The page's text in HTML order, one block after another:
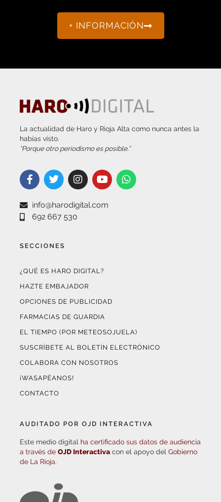
+ INFORMACIÓN
La actualidad de Haro y Rioja Alta como nunca antes la
habías visto.
“Porque otro periodismo es posible.”
info@harodigital.com
692 667 530
SECCIONES
¿QUÉ ES HARO DIGITAL?
HAZTE EMBAJADOR
OPCIONES DE PUBLICIDAD
FARMACIAS DE GUARDIA
EL TIEMPO (POR METEOSOJUELA)
SUSCRÍBETE AL BOLETÍN ELECTRÓNICO
COLABORA CON NOSOTROS
¡WASAPÉANOS!
CONTACTO
AUDITADO POR OJD INTERACTIVA
Este medio digital ha certificado sus datos de audiencia
a través de OJD Interactiva con el apoyo del Gobierno
de La Rioja.